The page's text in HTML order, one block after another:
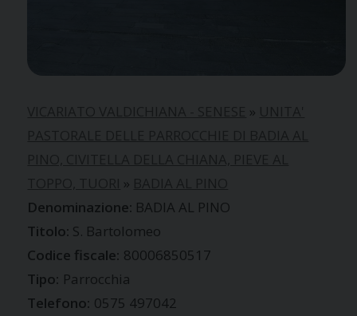
»
»
BADIA AL PINO
S. Bartolomeo
Codice fiscale: 80006850517
Tipo: Parrocchia
Telefono: 0575 497042